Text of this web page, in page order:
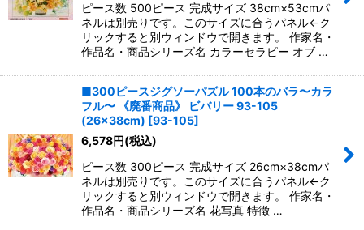
ピース数 500ピース 完成サイズ 38cm×53cmパ
ネルは別売りです。このサイズに合うパネル←ク
リックすると別ウィンドウで開きます。 作家名・
作品名・商品シリーズ名 カラーセラピー オブ …
■300ピースジグソーパズル 100本のバラ〜カラ
フル〜 《廃番商品》 ビバリー 93-105
(26×38cm) [93-105]
6,578円(税込)
ピース数 300ピース 完成サイズ 26cm×38cmパ
ネルは別売りです。このサイズに合うパネル←ク
リックすると別ウィンドウで開きます。 作家名・
作品名・商品シリーズ名 花写真 特徴 …